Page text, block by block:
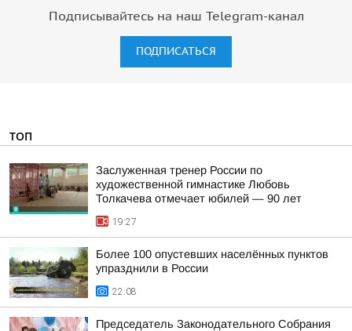
Подписывайтесь на наш Telegram-канал
ПОДПИСАТЬСЯ
ТОП
Заслуженная тренер России по
художественной гимнастике Любовь
Толкачева отмечает юбилей — 90 лет
19:27
Более 100 опустевших населённых пунктов
упразднили в России
22:08
Председатель Законодательного Собрания